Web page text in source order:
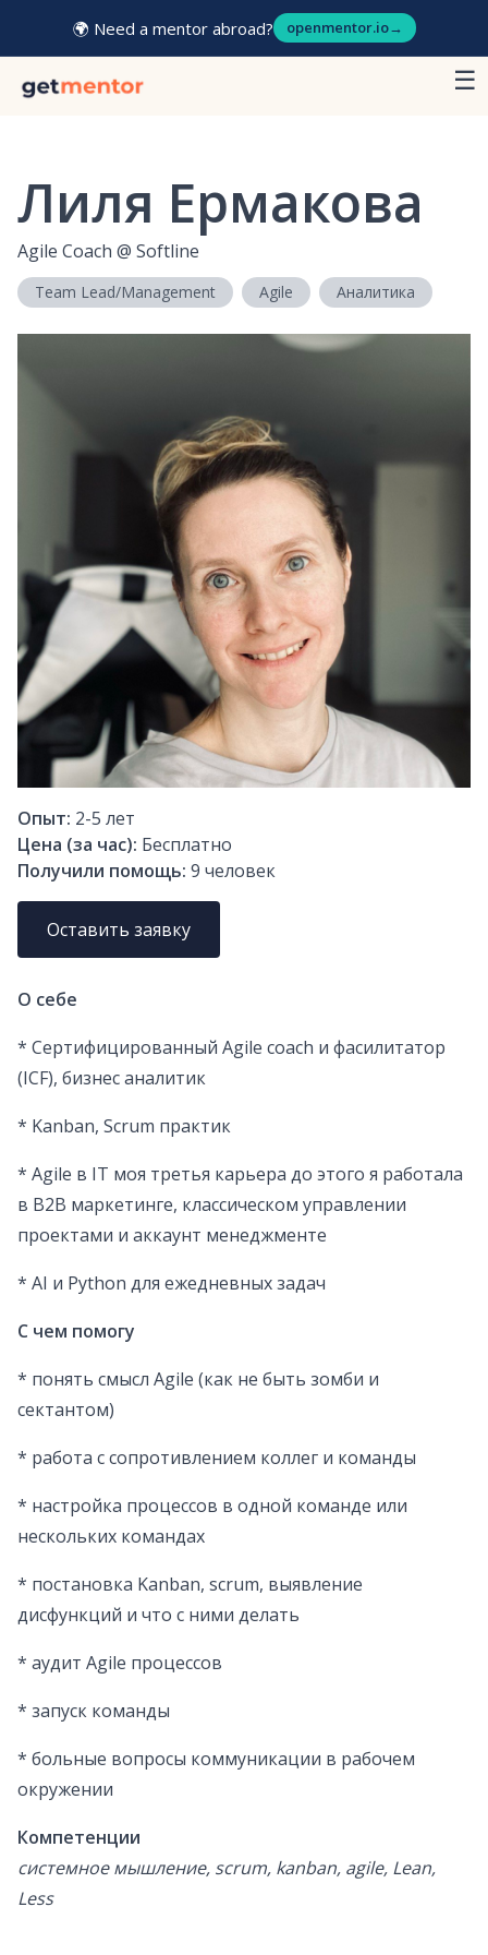
🌍 Need a mentor abroad? openmentor.io→
☰
Лиля Ермакова
Agile Coach @ Softline
Team Lead/Management Agile Аналитика
Опыт: 2-5 лет
Цена (за час): Бесплатно
Получили помощь: 9 человек
Оставить заявку
О себе
* Сертифицированный Agile coach и фасилитатор
(ICF), бизнес аналитик
* Kanban, Scrum практик
* Agile в IT моя третья карьера до этого я работала
в B2B маркетинге, классическом управлении
проектами и аккаунт менеджменте
* AI и Python для ежедневных задач
С чем помогу
* понять смысл Agile (как не быть зомби и
сектантом)
* работа с сопротивлением коллег и команды
* настройка процессов в одной команде или
нескольких командах
* постановка Kanban, scrum, выявление
дисфункций и что с ними делать
* аудит Agile процессов
* запуск команды
* больные вопросы коммуникации в рабочем
окружении
Компетенции
системное мышление, scrum, kanban, agile, Lean,
Less